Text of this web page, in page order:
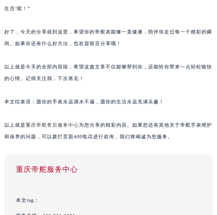
生员’呢！”
好了，今天的分享就到这里，希望你的帝舵表能够一直健康，陪伴你走过每一个精彩的瞬
间。如果你还有什么好方法，也欢迎留言分享哦！
以上就是今天的全部内容啦，希望这篇文章不仅能够帮到你，还能给你带来一点轻松愉快
的心情。记得关注我，下次再见！
本文结束语：愿你的手表永远滴水不漏，愿你的生活永远充满乐趣！
以上就是重庆帝舵售后服务中心为您分享的精彩内容。如果您还有其他关于帝舵手表维护
和保养的问题，可以拨打页面400电话进行咨询，我们将竭诚为您服务。
重庆帝舵服务中心
本文tag：